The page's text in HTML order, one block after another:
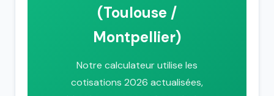
(Toulouse /
Montpellier)
Notre calculateur utilise les
cotisations 2026 actualisées,